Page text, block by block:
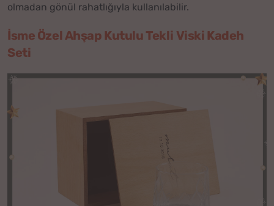
olmadan gönül rahatlığıyla kullanılabilir.
İsme Özel Ahşap Kutulu Tekli Viski Kadeh
Seti